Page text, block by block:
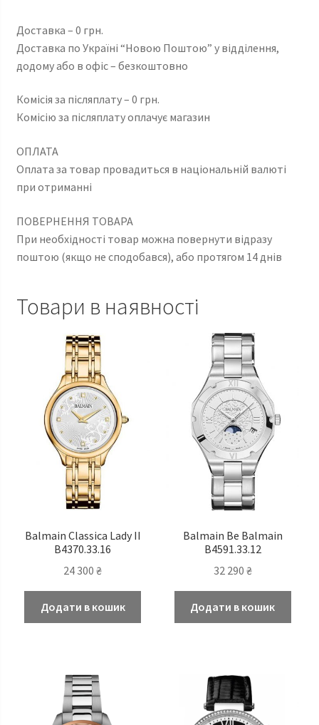
Доставка – 0 грн.
Доставка по Україні “Новою Поштою” у відділення,
додому або в офіс – безкоштовно
Комісія за післяплату – 0 грн.
Комісію за післяплату оплачує магазин
ОПЛАТА
Оплата за товар провадиться в національній валюті
при отриманні
ПОВЕРНЕННЯ ТОВАРА
При необхідності товар можна повернути відразу
поштою (якщо не сподобався), або протягом 14 днів
Товари в наявності
Balmain Classica Lady II
B4370.33.16
24 300₴
Додати в кошик
Balmain Be Balmain
B4591.33.12
32 290 ₴
Додати в кошик